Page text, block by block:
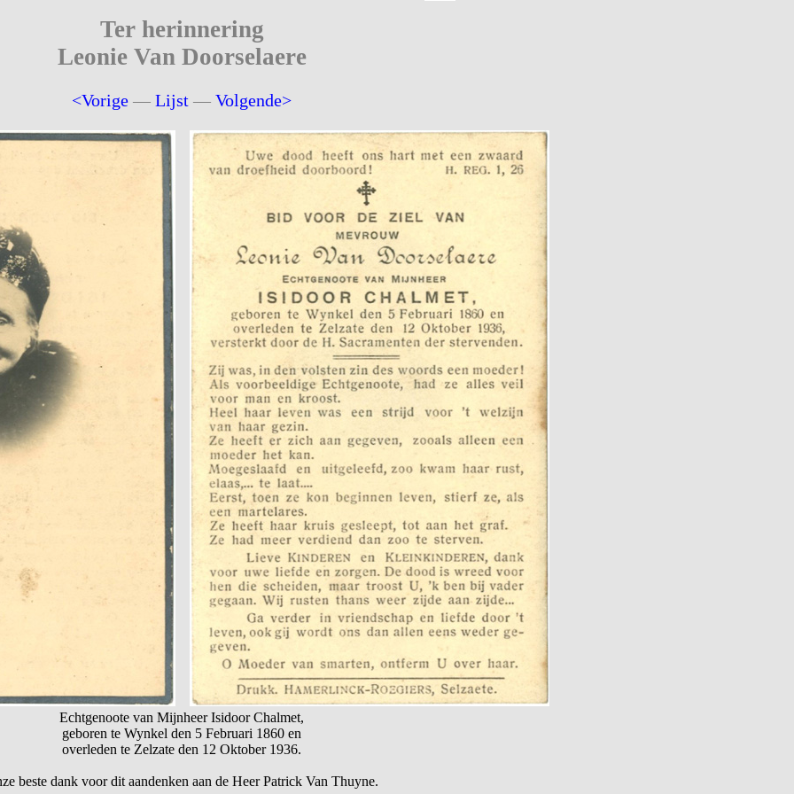
Ter herinnering
Leonie Van Doorselaere
<Vorige —Lijst —Volgende>
Echtgenoote van Mijnheer Isidoor Chalmet,
geboren te Wynkel den 5 Februari 1860 en
overleden te Zelzate den 12 Oktober 1936.
beste dank voor dit aandenken aan de Heer Patrick Van Thuyne.